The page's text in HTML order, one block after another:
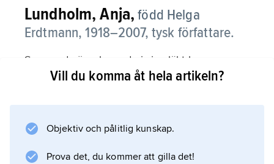
Lundholm, Anja, född Helga
Erdtmann, 1918–2007, tysk författare.
Som enda överlevande i sin släkt kom
Lundholm efter kriget till Sverige och gifte sig
Information om artikeln
Vill du komma åt hela artikeln?
Objektiv och pålitlig kunskap.
Prova det, du kommer att gilla det!